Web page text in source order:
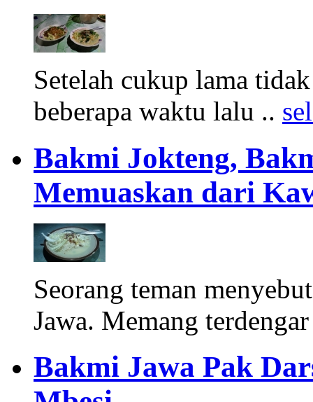
Setelah cukup lama
beberapa waktu lalu ..
Bakmi Jokteng,
Memuaskan dari
Seorang teman
Jawa. Memang
Bakmi Jawa Pak